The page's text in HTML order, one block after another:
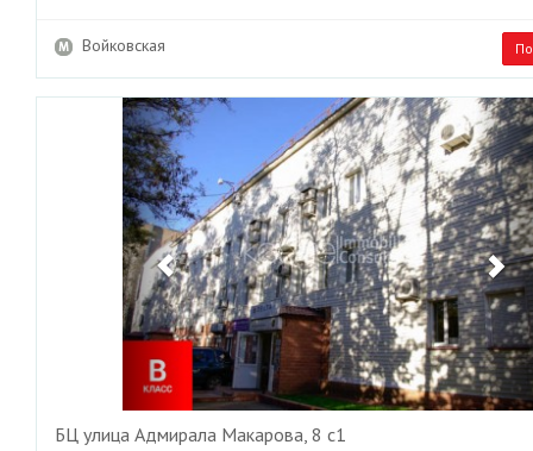
Войковская
Previous
БЦ улица Адмирала Макарова, 8 с1